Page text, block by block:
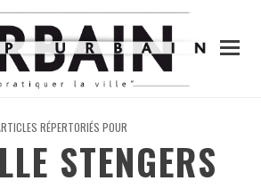
RÉPERTORIÉS POUR
STENGERS